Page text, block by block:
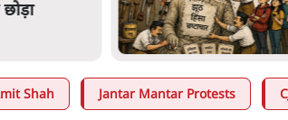
Shah Jantar Mantar Protests